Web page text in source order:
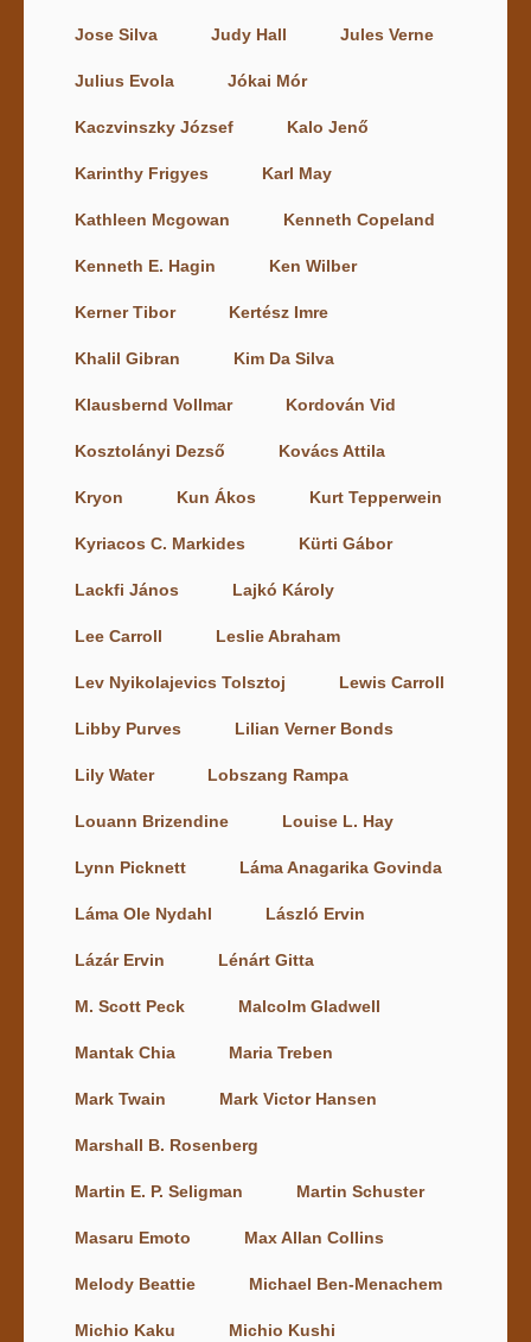
Jose Silva Judy Hall Jules Verne
Julius Evola Jókai Mór
Kaczvinszky József Kalo Jenő
Karinthy Frigyes Karl May
Kathleen Mcgowan Kenneth Copeland
Kenneth E. Hagin Ken Wilber
Kerner Tibor Kertész Imre
Khalil Gibran Kim Da Silva
Klausbernd Vollmar Kordován Vid
Kosztolányi Dezső Kovács Attila
Kryon Kun Ákos Kurt Tepperwein
Kyriacos C. Markides Kürti Gábor
Lackfi János Lajkó Károly
Lee Carroll Leslie Abraham
Lev Nyikolajevics Tolsztoj Lewis Carroll
Libby Purves Lilian Verner Bonds
Lily Water Lobszang Rampa
Louann Brizendine Louise L. Hay
Lynn Picknett Láma Anagarika Govinda
Láma Ole Nydahl László Ervin
Lázár Ervin Lénárt Gitta
M. Scott Peck Malcolm Gladwell
Mantak Chia Maria Treben
Mark Twain Mark Victor Hansen
Marshall B. Rosenberg
Martin E. P. Seligman Martin Schuster
Masaru Emoto Max Allan Collins
Melody Beattie Michael Ben-Menachem
Michio Kaku Michio Kushi